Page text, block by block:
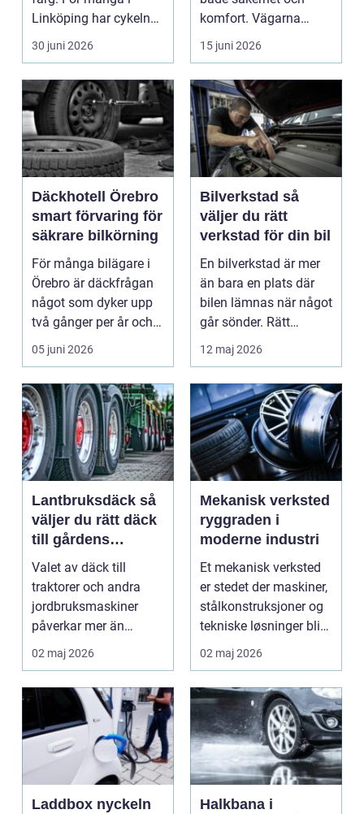
Linköping har cykeln
blivit en viktig d...
30 juni 2026
komfort. Vägarna
växlar mellan
15 juni 2026
Däckhotell Örebro
smart förvaring för
säkrare bilkörning
För många bilägare i
Örebro är däckfrågan
något som dyker upp
två gånger per år och
mest känns som e...
05 juni 2026
Bilverkstad så
väljer du rätt
verkstad för din bil
En bilverkstad är mer
än bara en plats där
bilen lämnas när något
går sönder. Rätt
verkstad blir en ...
12 maj 2026
Lantbruksdäck så
väljer du rätt däck
till gårdens
maskiner
Valet av däck till
traktorer och andra
jordbruksmaskiner
påverkar mer än
många tror. Rätt däck
02 maj 2026
Mekanisk verksted
ryggraden i
moderne industri
Et mekanisk verksted
er stedet der maskiner,
stålkonstruksjoner og
tekniske løsninger blir
holdt i g...
02 maj 2026
Laddbox nyckeln
Halkbana i